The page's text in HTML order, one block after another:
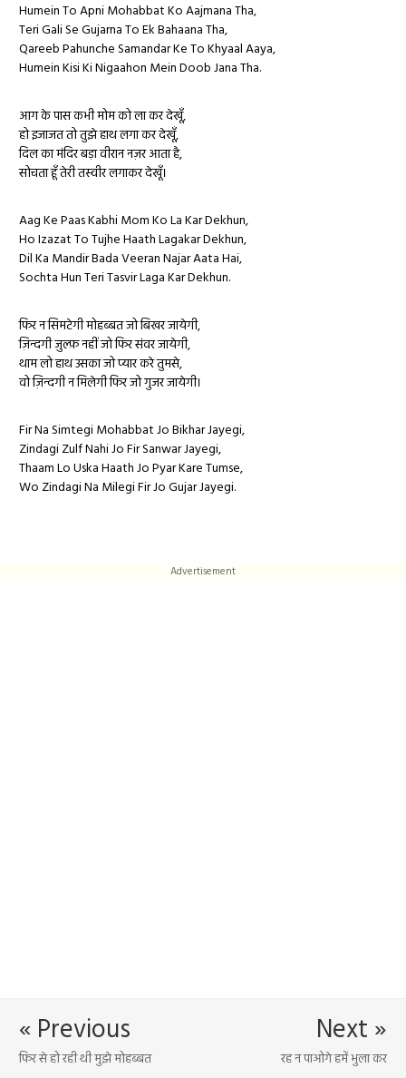
Humein To Apni Mohabbat Ko Aajmana Tha,
Teri Gali Se Gujarna To Ek Bahaana Tha,
Qareeb Pahunche Samandar Ke To Khyaal Aaya,
Humein Kisi Ki Nigaahon Mein Doob Jana Tha.
आग के पास कभी मोम को ला कर देखूँ,​
​हो इजाजत तो तुझे हाथ लगा कर देखूँ,​
दिल का मंदिर बड़ा वीरान नज़र आता है,​
​सोचता हूँ तेरी तस्वीर लगाकर देखूँ।
Aag Ke Paas Kabhi Mom Ko La Kar Dekhun,
Ho Izazat To Tujhe Haath Lagakar Dekhun,
Dil Ka Mandir Bada Veeran Najar Aata Hai,
Sochta Hun Teri Tasvir Laga Kar Dekhun.
फिर न सिमटेगी मोहब्बत जो बिखर जायेगी,
ज़िन्दगी ज़ुल्फ़ नहीं जो फिर संवर जायेगी,
थाम लो हाथ उसका जो प्यार करे तुमसे,
वो ज़िन्दगी न मिलेगी फिर जो गुजर जायेगी।
Fir Na Simtegi Mohabbat Jo Bikhar Jayegi,
Zindagi Zulf Nahi Jo Fir Sanwar Jayegi,
Thaam Lo Uska Haath Jo Pyar Kare Tumse,
Wo Zindagi Na Milegi Fir Jo Gujar Jayegi.
Advertisement
Next »
रह न पाओगे हमें भुला कर
« Previous
फिर से हो रही थी मुझे मोहब्बत